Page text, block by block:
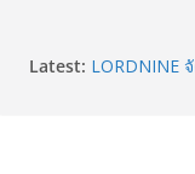
Latest: ยิ่งใหญ่
พันธมิตร ปั้น